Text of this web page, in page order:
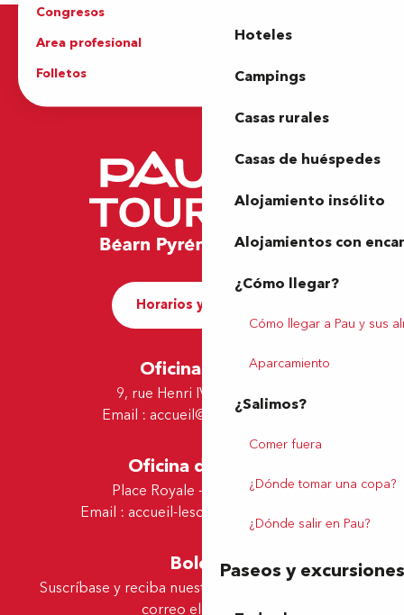
Hoteles
Campings
Casas rurales
Casas de huéspedes
Alojamiento insólito
Alojamientos con
¿Cómo llegar?
Cómo llegar a Pau y sus
Aparcamiento
¿Salimos?
Comer fuera
¿Dónde tomar una copa?
¿Dónde salir en Pau?
Paseos y excursiones
Congresos
Area profesional
Prensa
Folletos
Oficina de Turismo
Horarios y contacto
Oficina de Pau
9, rue Henri IV - 64000 Pau
Email : accueil@tourismepau.fr
Oficina de Lescar
Place Royale - 64230 Lescar
Email : accueil-lescar@tourismepau.fr
Boletín
Suscríbase y reciba nuestras ofertas y noticias por
correo electrónico